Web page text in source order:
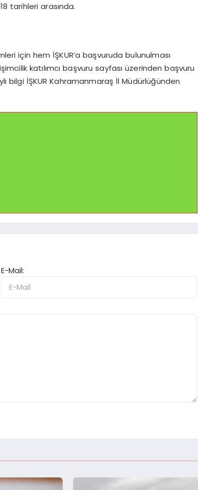
tarihleri arasında.
için hem İŞKUR’a başvuruda bulunulması
katılımcı başvuru sayfası üzerinden başvuru
bilgi İŞKUR Kahramanmaraş İl Müdürlüğünden
E-Mail: